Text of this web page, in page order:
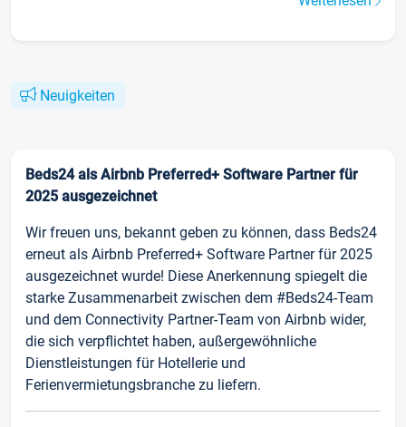
Neuigkeiten
Beds24 als Airbnb Preferred+ Software Partner für
2025 ausgezeichnet
Wir freuen uns, bekannt geben zu können, dass Beds24
erneut als Airbnb Preferred+ Software Partner für 2025
ausgezeichnet wurde! Diese Anerkennung spiegelt die
starke Zusammenarbeit zwischen dem #Beds24-Team
und dem Connectivity Partner-Team von Airbnb wider,
die sich verpflichtet haben, außergewöhnliche
Dienstleistungen für Hotellerie und
Ferienvermietungsbranche zu liefern.